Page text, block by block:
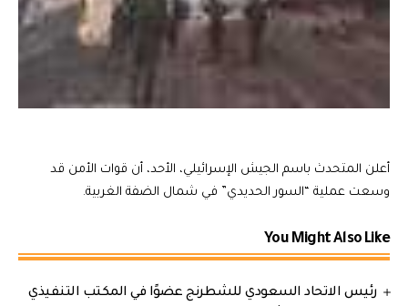
أعلن المتحدث باسم الجيش الإسرائيلي، الأحد، أن قوات الأمن قد
وسعت عملية “السور الحديدي” في شمال الضفة الغربية.
You Might Also Like
رئيس الاتحاد السعودي للشطرنج عضوًا في المكتب التنفيذي